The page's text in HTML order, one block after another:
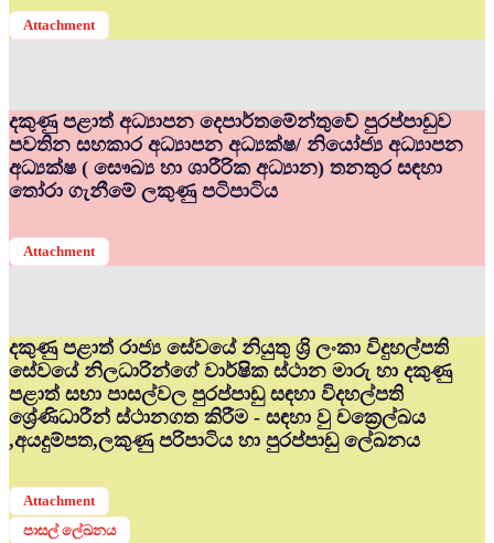
Attachment
දකුණු පළාත් අධ්‍යාපන දෙපාර්තමේන්තුවේ පුරප්පාඩුව
පවතින සහකාර අධ්‍යාපන අධ්‍යක්ෂ/ නියෝජ්‍ය අධ්‍යාපන
අධ්‍යක්ෂ ( සෞඛ්‍ය හා ශාරීරික අධ්‍යාන) තනතුර සඳහා
තෝරා ගැනීමේ ලකුණු පටිපාටිය
Attachment
දකුණු පළාත් රාජ්‍ය සේවයේ නියුතු ශ්‍රි ලංකා විදුහල්පති
සේවයේ නිලධාරින්ගේ වාර්ෂික ස්ථාන මාරු හා දකුණු
පළාත් සභා පාසල්වල පුරප්පාඩු සඳහා විදහල්පති
ශ්‍රේණිධාරීන් ස්ථානගත කිරීම - සඳහා වු චක්‍රෙල්ඛය
,අයදුම්පත,ලකුණු පරිපාටිය හා පුරප්පාඩු ලේඛනය
Attachment
පාසල් ලේඛනය